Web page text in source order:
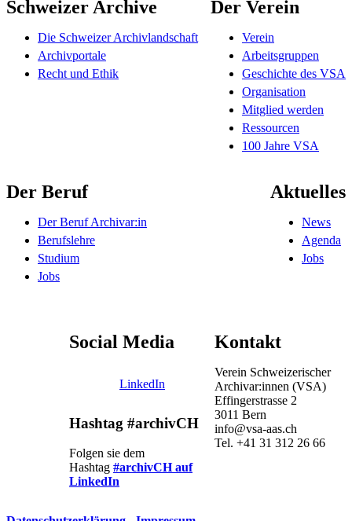
Schweizer Archive
Die Schweizer Archivlandschaft
Archivportale
Recht und Ethik
Der Verein
Verein
Arbeitsgruppen
Geschichte des VSA
Organisation
Mitglied werden
Ressourcen
100 Jahre VSA
Der Beruf
Der Beruf Archivar:in
Berufslehre
Studium
Jobs
Aktuelles
News
Agenda
Jobs
Social Media
LinkedIn
Hashtag #archivCH
Folgen sie dem
Hashtag #archivCH auf
LinkedIn
Kontakt
Verein Schweizerischer
Archivar:innen (VSA)
Effingerstrasse 2
3011 Bern
info@vsa-aas.ch
Tel. +41 31 312 26 66